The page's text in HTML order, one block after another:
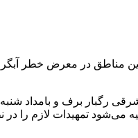
مناطق در معرض خطر
رگبار برف و بامداد
تمهیدات لازم را در